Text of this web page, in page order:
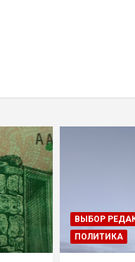
ВЫБОР
ПОЛИТИКА